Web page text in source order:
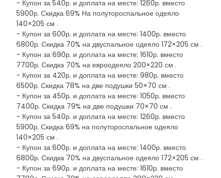
- Купон за 540р. и доплата на месте: 1260р. вместо
5900р. Скидка 69% На полутороспальное одеяло
140×205 см .
- Купон за 600р. и доплата на месте: 1400р. вместо
6800р. Скидка 70% на двуспальное одеяло 172×205 см .
- Купон за 690р. и доплата на месте: 1610р. вместо
7700р. Скидка 70% на евроодеяло 200×220 см .
- Купон за 420р. и доплата на месте: 980р. вместо
6500р. Скидка 78% на две подушки 50×70 см .
- Купон за 450р. и доплата на месте: 1050р. вместо
7400р. Скидка 79% на две подушки 70×70 см .
- Купон за 540р. и доплата на месте: 1260р. вместо
5900р. Скидка 69% на полутороспальное одеяло
140×205 см .
- Купон за 600р. и доплата на месте: 1400р. вместо
6800р. Скидка 70% на двуспальное одеяло 172×205 см .
- Купон за 690р. и доплата на месте: 1610р. вместо